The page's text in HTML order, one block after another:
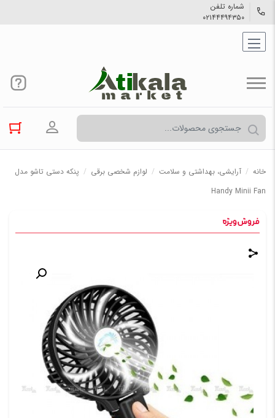
شماره تلفن
۰۲۱۴۴۴۹۴۳۵۰
ورود به
خانه / آرایشی، بهداشتی و سلامت / لوازم شخصی برقی / پنکه دستی تاشو مدل
Handy Minii Fan